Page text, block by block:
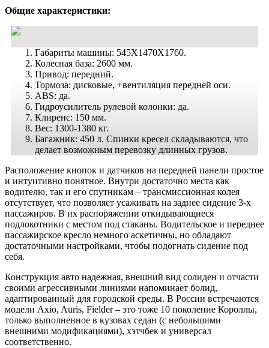
Общие характеристики:
Габариты машины: 545X1470X1760.
Колесная база: 2600 мм.
Привод: передний.
Тормоза: дисковые, +вентиляция передней оси.
ABS: да.
Гидроусилитель рулевой колонки: да.
Клиренс: 150 мм.
Вес: 1300-1380 кг.
Багажник: 450 л. Спинки кресел складываются, что
делает возможным перевозку длинных грузов.
Расположение кнопок и датчиков на передней панели простое
и интуитивно понятное. Внутри достаточно места как
водителю, так и его спутникам – трансмиссионная колея
отсутствует, что позволяет усаживать на заднее сидение 3-х
пассажиров. В их распоряжении откидывающиеся
подлокотники с местом под стаканы. Водительское и переднее
пассажирское кресло немного аскетичны, но обладают
достаточными настройками, чтобы подогнать сидение под
себя.
Конструкция авто надежная, внешний вид солиден и отчасти
своими агрессивными линиями напоминает болид,
адаптированный для городской среды. В России встречаются
модели Axio, Auris, Fielder – это тоже 10 поколение Короллы,
только выполненное в кузовах седан (с небольшими
внешними модификациями), хэтчбек и универсал
соответственно.